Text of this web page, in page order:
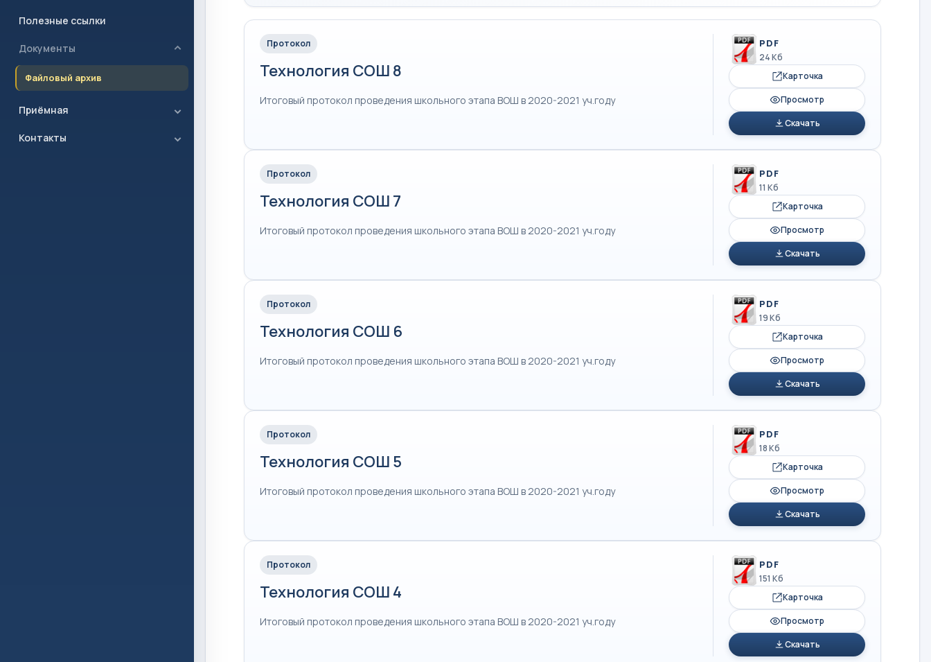
Полезные ссылки
Документы
Файловый архив
Приёмная
Контакты
Протокол
Технология СОШ 8
Итоговый протокол проведения школьного этапа ВОШ в 2020-2021 уч.году
PDF
24 Кб
Карточка
Просмотр
Скачать
Протокол
Технология СОШ 7
Итоговый протокол проведения школьного этапа ВОШ в 2020-2021 уч.году
PDF
11 Кб
Карточка
Просмотр
Скачать
Протокол
Технология СОШ 6
Итоговый протокол проведения школьного этапа ВОШ в 2020-2021 уч.году
PDF
19 Кб
Карточка
Просмотр
Скачать
Протокол
Технология СОШ 5
Итоговый протокол проведения школьного этапа ВОШ в 2020-2021 уч.году
PDF
18 Кб
Карточка
Просмотр
Скачать
Протокол
Технология СОШ 4
Итоговый протокол проведения школьного этапа ВОШ в 2020-2021 уч.году
PDF
151 Кб
Карточка
Просмотр
Скачать